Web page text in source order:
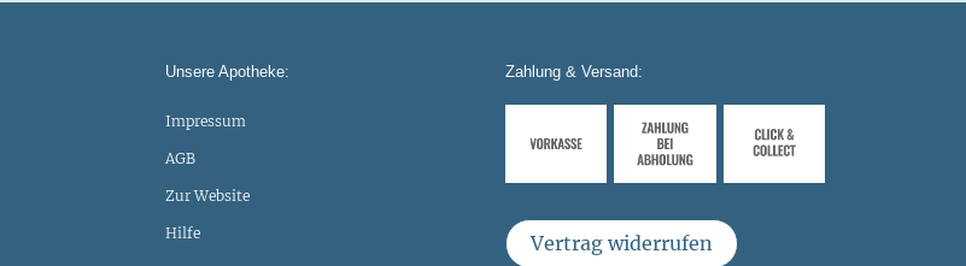
Unsere Apotheke:
Impressum
AGB
Zur Website
Hilfe
Zahlung & Versand:
Vertrag widerrufen